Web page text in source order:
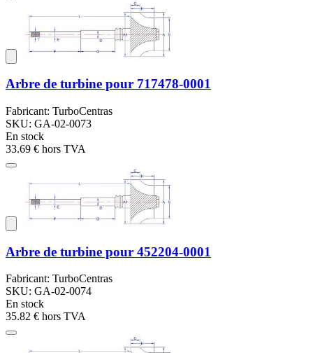
Arbre de turbine pour 717478-0001
Fabricant: TurboCentras
SKU: GA-02-0073
En stock
33.69 € hors TVA
Arbre de turbine pour 452204-0001
Fabricant: TurboCentras
SKU: GA-02-0074
En stock
35.82 € hors TVA